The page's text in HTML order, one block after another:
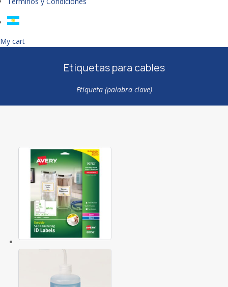
My cart
Etiquetas para cables
Etiqueta (palabra clave)